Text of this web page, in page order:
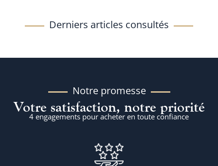
Derniers articles consultés
Notre promesse
Votre satisfaction, notre priorité
4 engagements pour acheter en toute confiance